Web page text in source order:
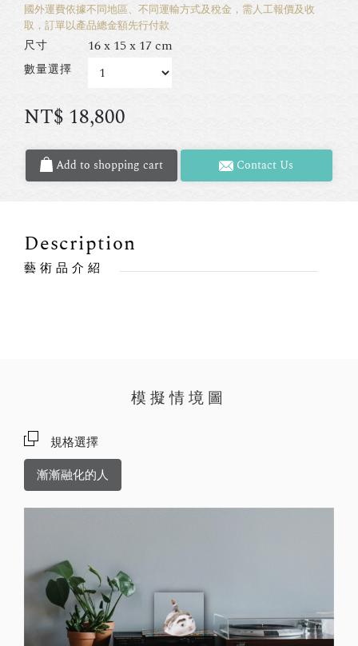
國外運費依據不同地區、不同運輸方式及稅金，需人工報價及收
取，訂單以產品總金額先行付款
尺寸 16 x 15 x 17 cm
數量選擇
NT$ 18,800
Add to shopping cart Contact Us
Description
藝術品介紹
模擬情境圖
規格選擇
漸漸融化的人